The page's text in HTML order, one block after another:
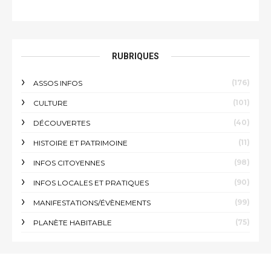
RUBRIQUES
ASSOS INFOS (176)
CULTURE (101)
DÉCOUVERTES (40)
HISTOIRE ET PATRIMOINE (11)
INFOS CITOYENNES (98)
INFOS LOCALES ET PRATIQUES (90)
MANIFESTATIONS/ÉVÈNEMENTS (99)
PLANÈTE HABITABLE (75)